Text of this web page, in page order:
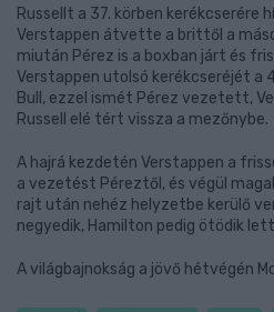
Russellt a 37. körben kerékcserére
Verstappen átvette a brittől a
miután Pérez is a boxban járt és
Verstappen utolsó kerékcseréjét a
Bull, ezzel ismét Pérez vezetett,
Russell elé tért vissza a mezőnybe.
A hajrá kezdetén Verstappen a
a vezetést Péreztől, és végül
rajt után nehéz helyzetbe kerülő
negyedik, Hamilton pedig ötödik
A világbajnokság a jövő hétvégén